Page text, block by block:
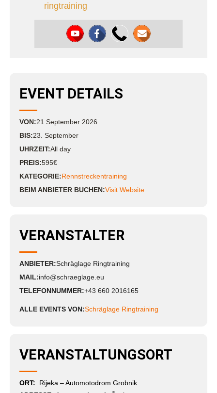
ringtraining
EVENT DETAILS
VON:21 September 2026
BIS:23. September
UHRZEIT:All day
PREIS:595€
KATEGORIE:Rennstreckentraining
BEIM ANBIETER BUCHEN:Visit Website
VERANSTALTER
ANBIETER:Schräglage Ringtraining
MAIL:info@schraeglage.eu
TELEFONNUMMER:+43 660 2016165
ALLE EVENTS VON:Schräglage Ringtraining
VERANSTALTUNGSORT
ORT: Rijeka – Automotodrom Grobnik